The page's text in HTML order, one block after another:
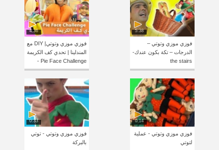
5:38
فوزي موزي وتوتي –
الدرجات – تكة بكون عندك-
the stairs
4:36
فوزي موزي وتوتي| DIY مع
المندلينا | تحدي كف الكريمة
Pie Face Challenge -
0:14
فوزي موزي وتوتي - عملية
لتوتي
0:33
فوزي موزي وتوتي - توتي
بالبركة